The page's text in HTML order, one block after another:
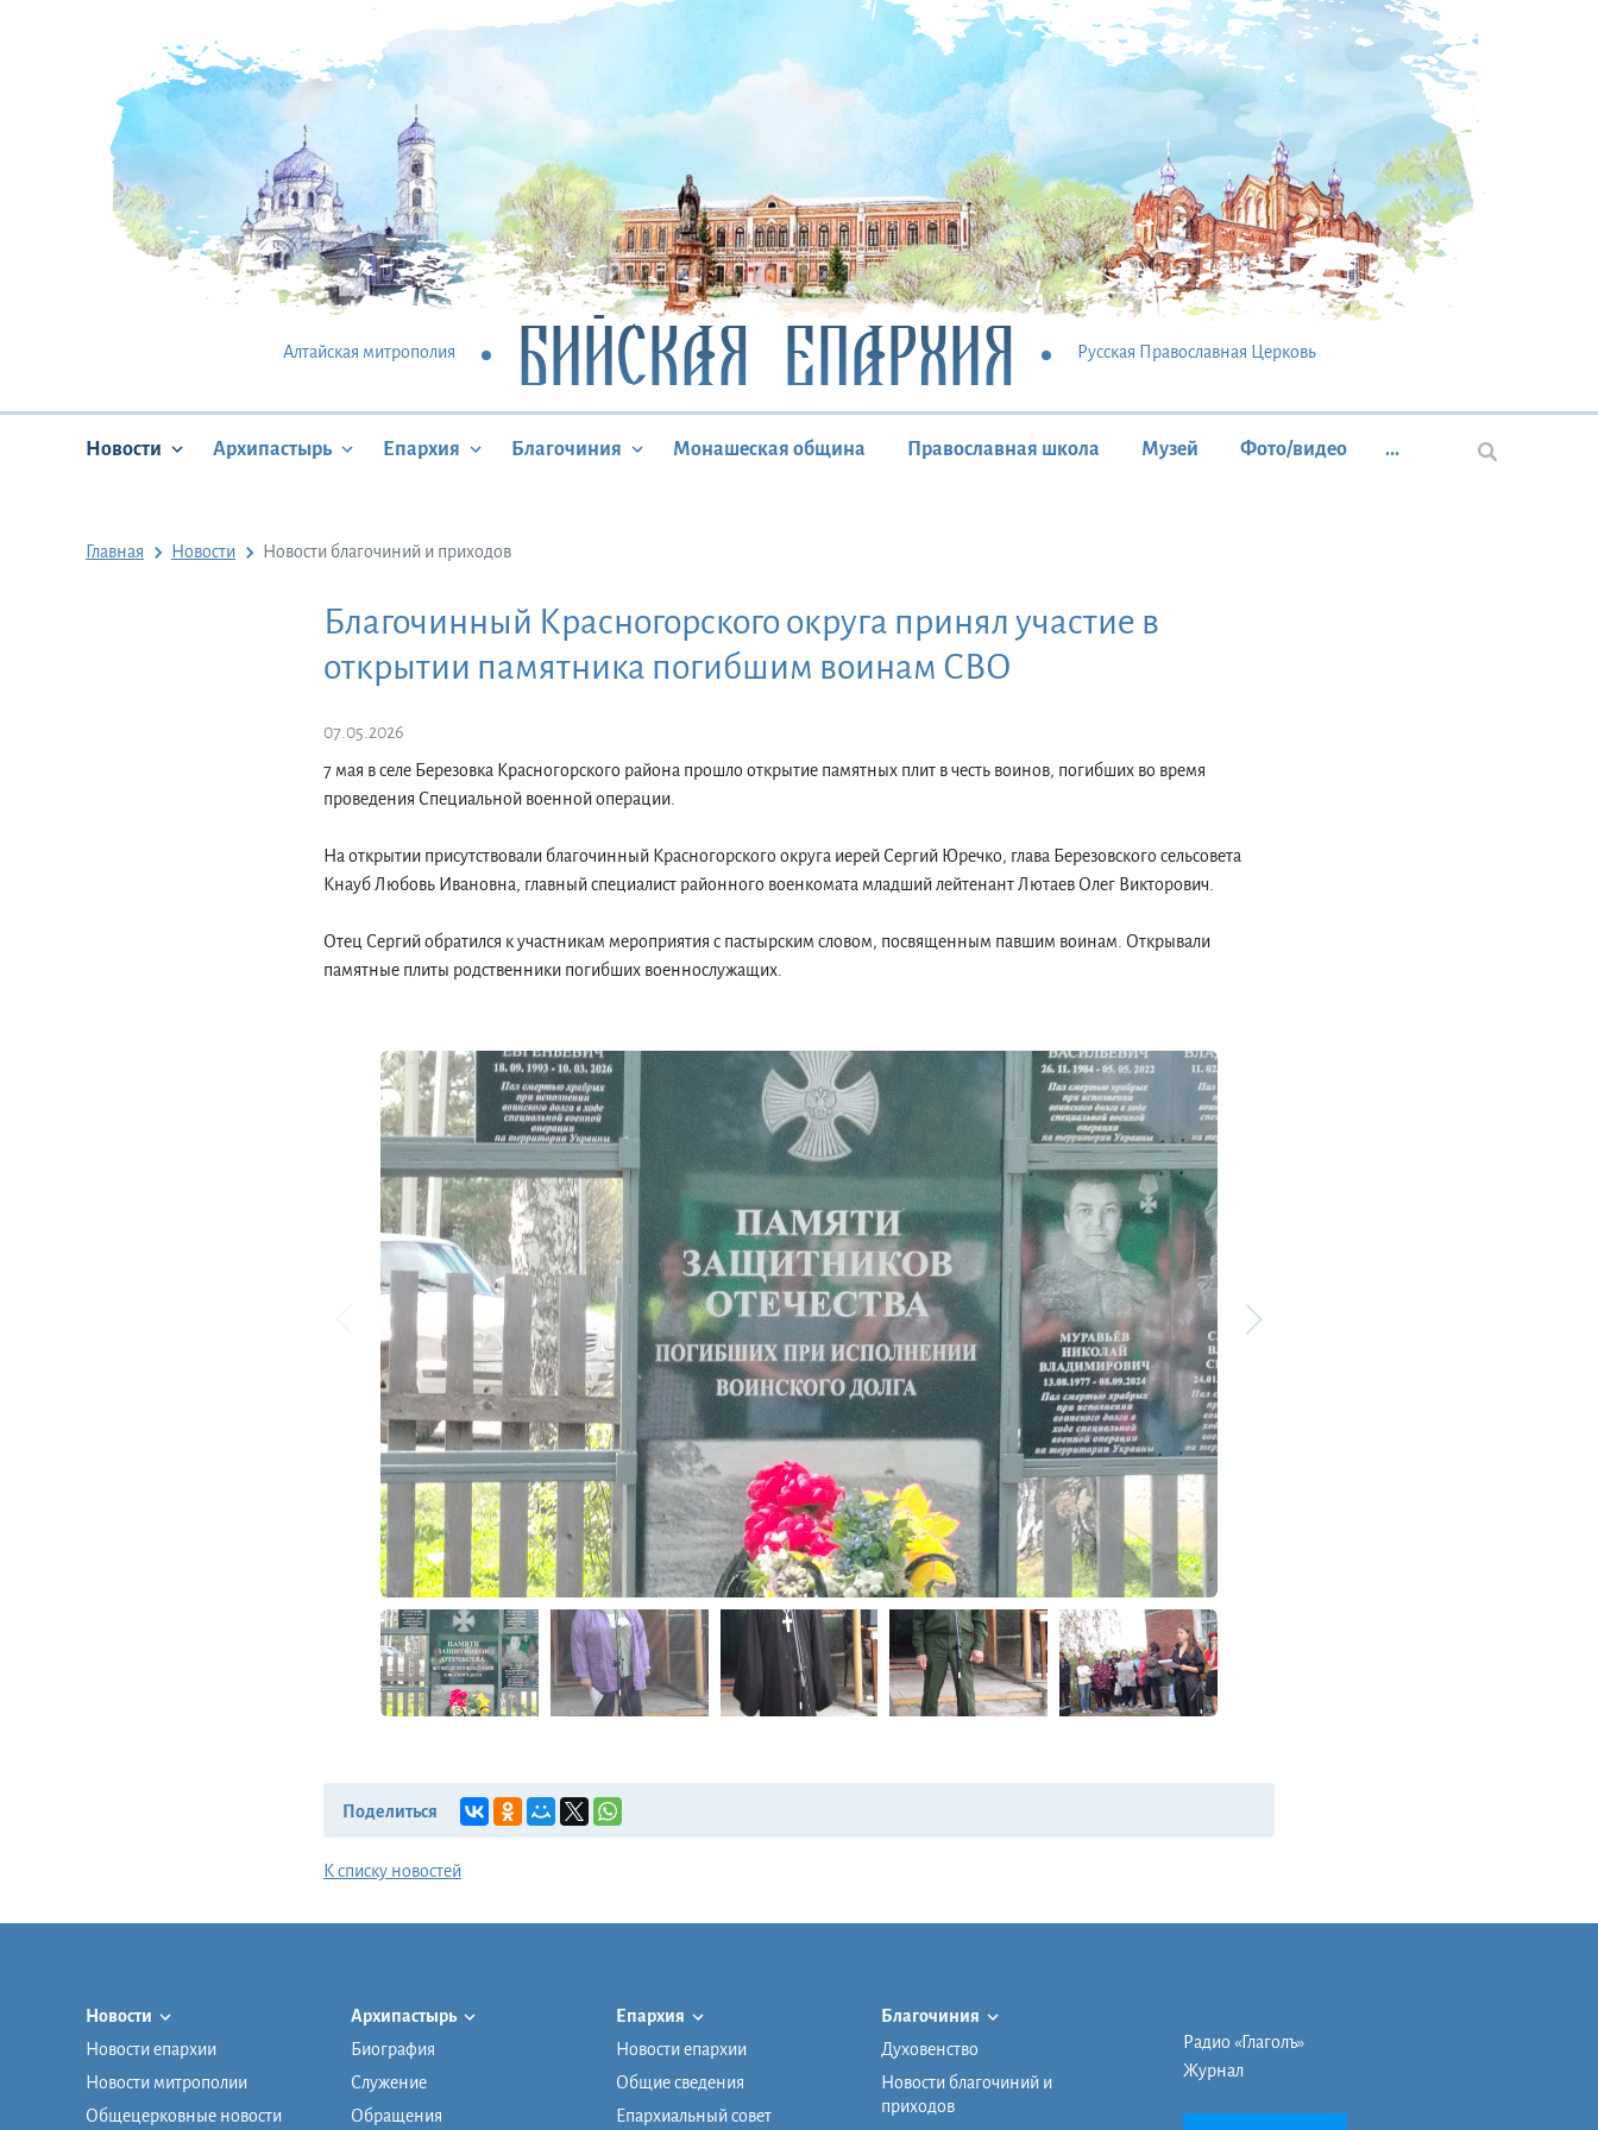
Алтайская митрополия БИЙСКАЯ ЕПАРХИЯ Русская Православная Церковь
Новости Архипастырь Епархия Благочиния Монашеская община Православная школа Музей Фото/видео ...
Главная Новости Новости благочиний и приходов
Благочинный Красногорского округа принял участие в
открытии памятника погибшим воинам СВО
07.05.2026
7 мая в селе Березовка Красногорского района прошло открытие памятных плит в честь воинов, погибших во время
проведения Специальной военной операции.
На открытии присутствовали благочинный Красногорского округа иерей Сергий Юречко, глава Березовского сельсовета
Кнауб Любовь Ивановна, главный специалист районного военкомата младший лейтенант Лютаев Олег Викторович.
Отец Сергий обратился к участникам мероприятия с пастырским словом, посвященным павшим воинам. Открывали
памятные плиты родственники погибших военнослужащих.
Поделиться
К списку новостей
Новости
Новости епархии
Новости митрополии
Общецерковные новости
Архипастырь
Биография
Служение
Обращения
Епархия
Новости епархии
Общие сведения
Епархиальный совет
Благочиния
Духовенство
Новости благочиний и
приходов
Радио «Глаголъ»
Журнал